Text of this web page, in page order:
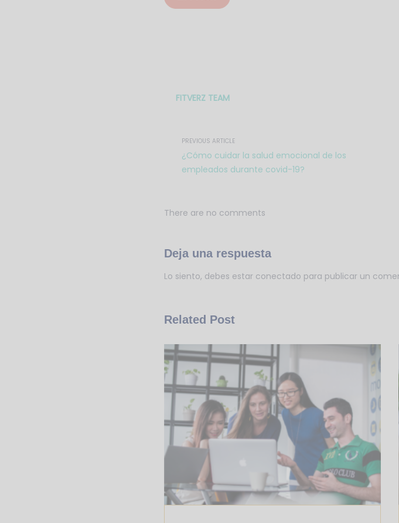
FITVERZ TEAM
PREVIOUS ARTICLE
¿Cómo cuidar la salud emocional de los
empleados durante covid-19?
There are no comments
Deja una respuesta
Lo siento, debes estar conectado para publicar un
Related Post